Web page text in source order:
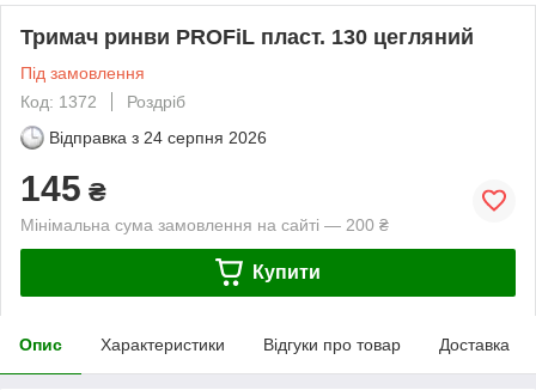
Тримач ринви PROFiL пласт. 130 цегляний
Під замовлення
Код: 1372
Роздріб
Відправка з 24 серпня 2026
145 ₴
Мінімальна сума замовлення на сайті — 200 ₴
Купити
Опис Характеристики Відгуки про товар Доставка